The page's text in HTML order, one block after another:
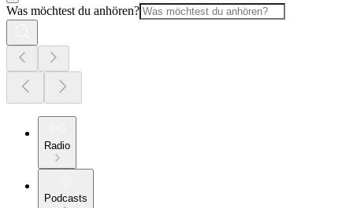
Was möchtest du anhören?
Radio
Podcasts